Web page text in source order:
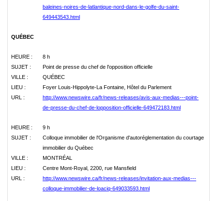
baleines-noires-de-latlantique-nord-dans-le-golfe-du-saint-
649443543.html
QUÉBEC
HEURE :
8 h
SUJET :
Point de presse du chef de l'opposition officielle
VILLE :
QUÉBEC
LIEU :
Foyer Louis-Hippolyte-La Fontaine, Hôtel du Parlement
URL :
http://www.newswire.ca/fr/news-releases/avis-aux-medias---point-
de-presse-du-chef-de-lopposition-officielle-649472183.html
HEURE :
9 h
SUJET :
Colloque immobilier de l'Organisme d'autoréglementation du courtage
immobilier du Québec
VILLE :
MONTRÉAL
LIEU :
Centre Mont-Royal, 2200, rue Mansfield
URL :
http://www.newswire.ca/fr/news-releases/invitation-aux-medias---
colloque-immobilier-de-loaciq-649033593.html